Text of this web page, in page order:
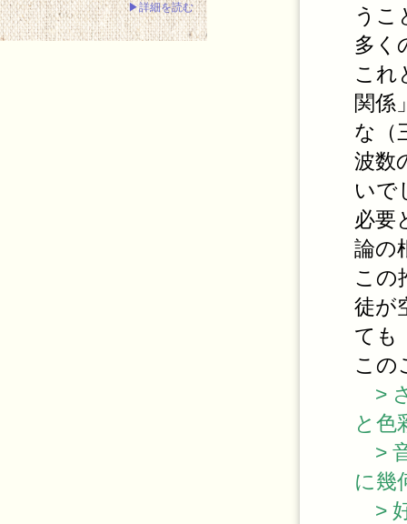
うこ
多く
これ
関係
な（
波数
いで
必要
論の
この
徒が
ても
この
>
と色
>
に幾
>
▶詳細を読む